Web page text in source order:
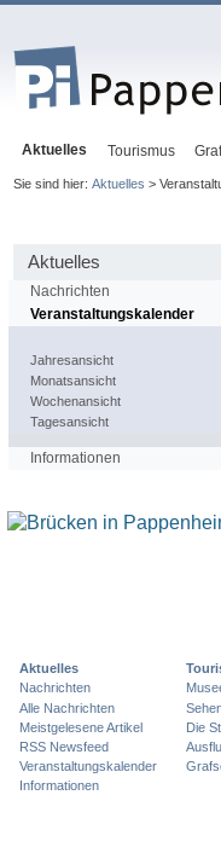
Aktuelles Tourismus
Sie sind hier: Aktuelles >
Aktuelles
Nachrichten
Veranstaltungskalender
Jahresansicht
Monatsansicht
Wochenansicht
Tagesansicht
Informationen
Aktuelles
Nachrichten
Alle Nachrichten
Meistgelesene Artikel
RSS Newsfeed
Veranstaltungskalender
Informationen
Die